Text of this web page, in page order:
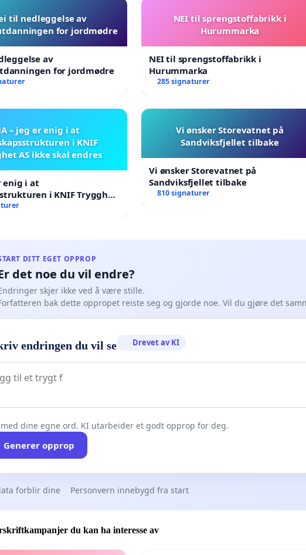
til nedleggelse av
for jordmødre
av
for jordmødre
NEI til sprengstoffabrikk i
Hurummarka
NEI til sprengstoffabrikk i
Hurummarka
285 signaturer
– jeg er enig i at
i KNIF
AS ikke skal endres
enig i at
i KNIF Trygghet
endres
Vi ønsker Storevatnet på
Sandviksfjellet tilbake
Vi ønsker Storevatnet på
Sandviksfjellet tilbake
810 signaturer
DITT EGET OPPROP
det noe du vil endre?
skjer ikke ved å være stille.
bak dette oppropet reiste seg og gjorde noe. Vil du gjøre det
endringen du vil se Drevet av KI
dine egne ord. KI utarbeider et godt opprop for deg.
Generer opprop
forblir dine Personvern innebygd fra start
du kan ha interesse av